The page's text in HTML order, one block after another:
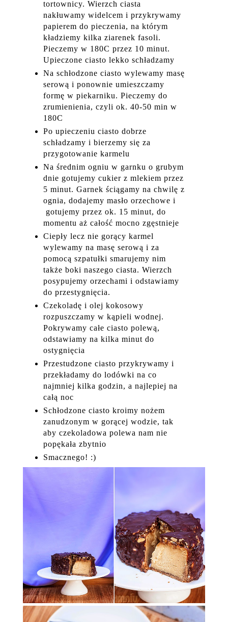
tortownicy. Wierzch ciasta
nakłuwamy widelcem i przykrywamy
papierem do pieczenia, na którym
kładziemy kilka ziarenek fasoli.
Pieczemy w 180C przez 10 minut.
Upieczone ciasto lekko schładzamy
Na schłodzone ciasto wylewamy masę
serową i ponownie umieszczamy
formę w piekarniku. Pieczemy do
zrumienienia, czyli ok. 40-50 min w
180C
Po upieczeniu ciasto dobrze
schładzamy i bierzemy się za
przygotowanie karmelu
Na średnim ogniu w garnku o grubym
dnie gotujemy cukier z mlekiem przez
5 minut. Garnek ściągamy na chwilę z
ognia, dodajemy masło orzechowe i
gotujemy przez ok. 15 minut, do
momentu aż całość mocno zgęstnieje
Ciepły lecz nie gorący karmel
wylewamy na masę serową i za
pomocą szpatułki smarujemy nim
także boki naszego ciasta. Wierzch
posypujemy orzechami i odstawiamy
do przestygnięcia.
Czekoladę i olej kokosowy
rozpuszczamy w kąpieli wodnej.
Pokrywamy całe ciasto polewą,
odstawiamy na kilka minut do
ostygnięcia
Przestudzone ciasto przykrywamy i
przekładamy do lodówki na co
najmniej kilka godzin, a najlepiej na
całą noc
Schłodzone ciasto kroimy nożem
zanudzonym w gorącej wodzie, tak
aby czekoladowa polewa nam nie
popękała zbytnio
Smacznego! :)